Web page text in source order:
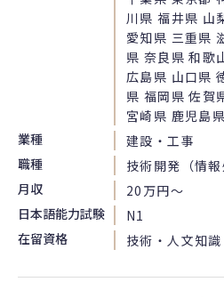
川県 福井県 山
愛知県 三重県
県 奈良県 和歌
広島県 山口県
県 福岡県 佐賀
宮崎県 鹿児島県
業種
建設・工事
職種
技術開発（情報
月収
20万円〜
日本語能力試験
N1
在留資格
技術・人文知